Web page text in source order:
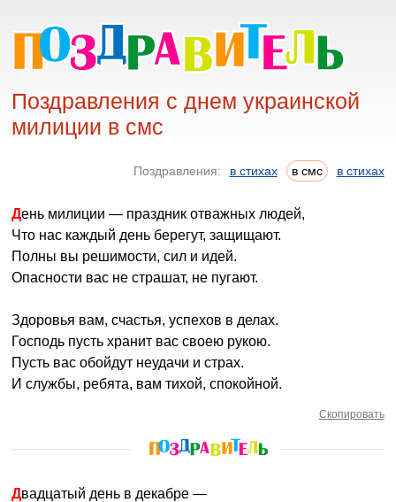
Поздравления с днем украинской
милиции в смс
Поздравления: в стихах в смс в стихах
День милиции — праздник отважных людей,
Что нас каждый день берегут, защищают.
Полны вы решимости, сил и идей.
Опасности вас не страшат, не пугают.
Здоровья вам, счастья, успехов в делах.
Господь пусть хранит вас своею рукою.
Пусть вас обойдут неудачи и страх.
И службы, ребята, вам тихой, спокойной.
Скопировать
Двадцатый день в декабре —